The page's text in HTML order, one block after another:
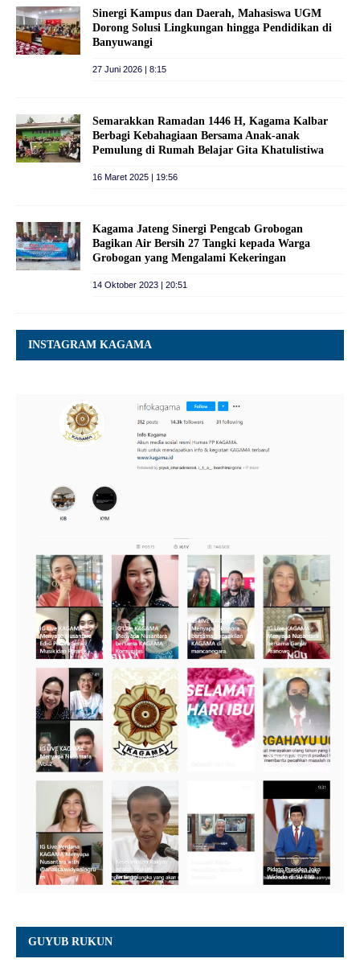
Sinergi Kampus dan Daerah, Mahasiswa UGM
Dorong Solusi Lingkungan hingga Pendidikan di
Banyuwangi
27 Juni 2026 | 8:15
Semarakkan Ramadan 1446 H, Kagama Kalbar
Berbagi Kebahagiaan Bersama Anak-anak
Pemulung di Rumah Belajar Gita Khatulistiwa
16 Maret 2025 | 19:56
Kagama Jateng Sinergi Pengcab Grobogan
Bagikan Air Bersih 27 Tangki kepada Warga
Grobogan yang Mengalami Kekeringan
14 Oktober 2023 | 20:51
INSTAGRAM KAGAMA
GUYUB RUKUN